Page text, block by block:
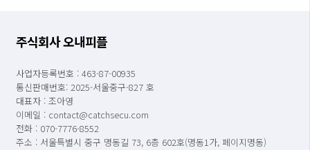
주식회사 오내피플
사업자등록번호 : 463-87-00935
통신판매번호: 2025-서울중구-827 호
대표자 : 조아영
이메일 : contact@catchsecu.com
전화 : 070-7776-8552
주소 : 서울특별시 중구 명동길 73, 6층 602호(명동1가, 페이지명동)